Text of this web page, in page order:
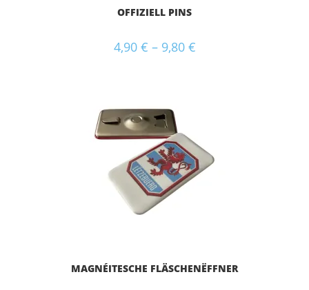
OFFIZIELL PINS
4,90 € – 9,80 €
MAGNÉITESCHE FLÄSCHENËFFNER